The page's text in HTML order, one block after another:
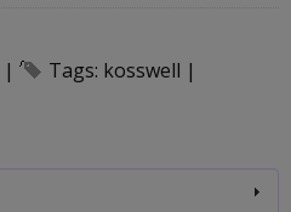
| Tags: kosswell |